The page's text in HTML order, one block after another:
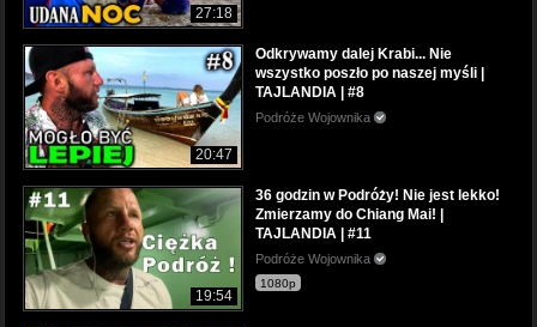
27:18
20:47
Odkrywamy dalej Krabi... Nie
wszystko poszło po naszej myśli |
TAJLANDIA | #8
Podróże Wojownika
19:54
36 godzin w Podróży! Nie jest lekko!
Zmierzamy do Chiang Mai! |
TAJLANDIA | #11
Podróże Wojownika
1080p